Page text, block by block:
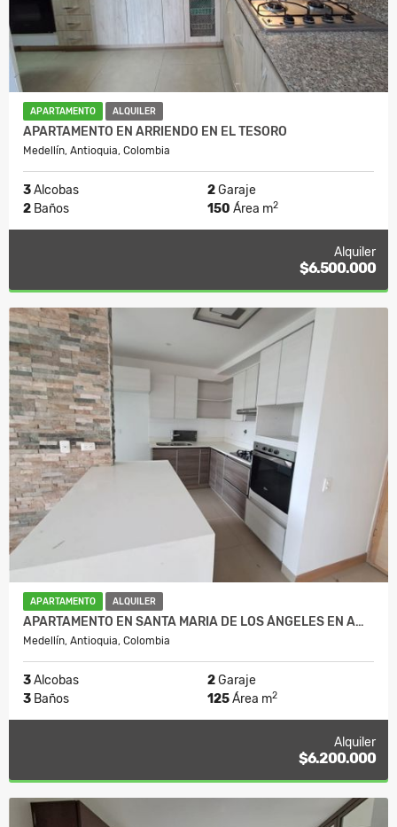
APARTAMENTO ALQUILER
APARTAMENTO EN ARRIENDO EN EL TESORO
Medellín, Antioquia, Colombia
3Alcobas 2Garaje
2 Baños 150 Área m2
Alquiler
$6.500.000
APARTAMENTO ALQUILER
APARTAMENTO EN SANTA MARIA DE LOS ÁNGELES EN A…
Medellín, Antioquia, Colombia
3Alcobas 2Garaje
3 Baños 125Área m2
Alquiler
$6.200.000